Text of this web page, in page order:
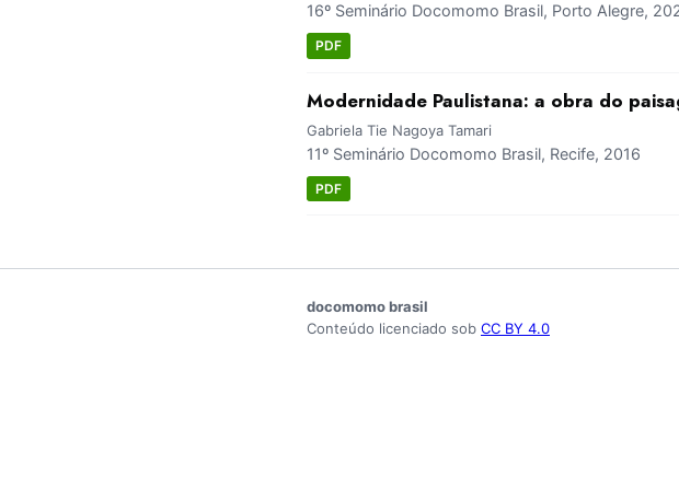
16º Seminário Docomomo Brasil, Porto Alegre,
PDF
Modernidade Paulistana: a obra do
Gabriela Tie Nagoya Tamari
11º Seminário Docomomo Brasil, Recife, 2016
PDF
docomomo brasil
Conteúdo licenciado sob CC BY 4.0